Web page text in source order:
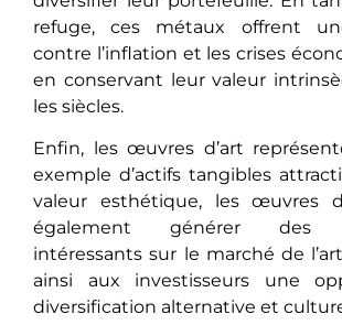
refuge, ces métaux offrent
contre l’inflation et les crises
en conservant leur valeur
les siècles.
Enfin, les œuvres d’art
exemple d’actifs tangibles
valeur esthétique, les œuvres
également générer des
intéressants sur le marché de
ainsi aux investisseurs une
diversification alternative et